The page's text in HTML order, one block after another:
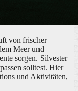
von frischer
Meer und
sorgen. Silvester
solltest. Hier
und Aktivitäten,